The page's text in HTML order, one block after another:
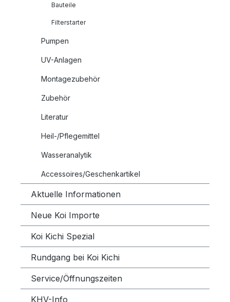
Bauteile
Filterstarter
Pumpen
UV-Anlagen
Montagezubehör
Zubehör
Literatur
Heil-/Pflegemittel
Wasseranalytik
Accessoires/Geschenkartikel
Aktuelle Informationen
Neue Koi Importe
Koi Kichi Spezial
Rundgang bei Koi Kichi
Service/Öffnungszeiten
KHV-Info